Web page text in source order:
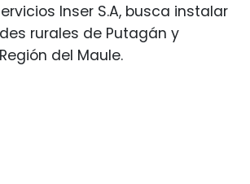
Inser S.A, busca instalar
rurales de Putagán y
del Maule.